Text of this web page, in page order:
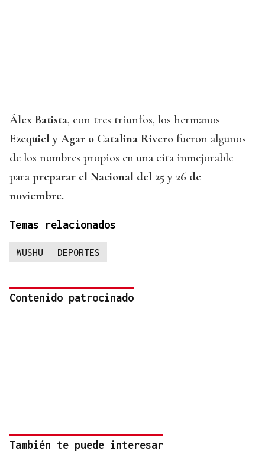
Álex Batista, con tres triunfos, los hermanos
Ezequiel y Agar o Catalina Rivero fueron algunos
de los nombres propios en una cita inmejorable
para preparar el Nacional del 25 y 26 de
noviembre.
Temas relacionados
WUSHU DEPORTES
Contenido patrocinado
También te puede interesar